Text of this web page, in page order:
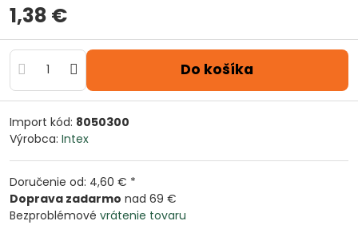
1,38 €
Do košíka
Import kód: 8050300
Výrobca: Intex
Doručenie od: 4,60 € *
Doprava zadarmo nad 69 €
Bezproblémové vrátenie tovaru